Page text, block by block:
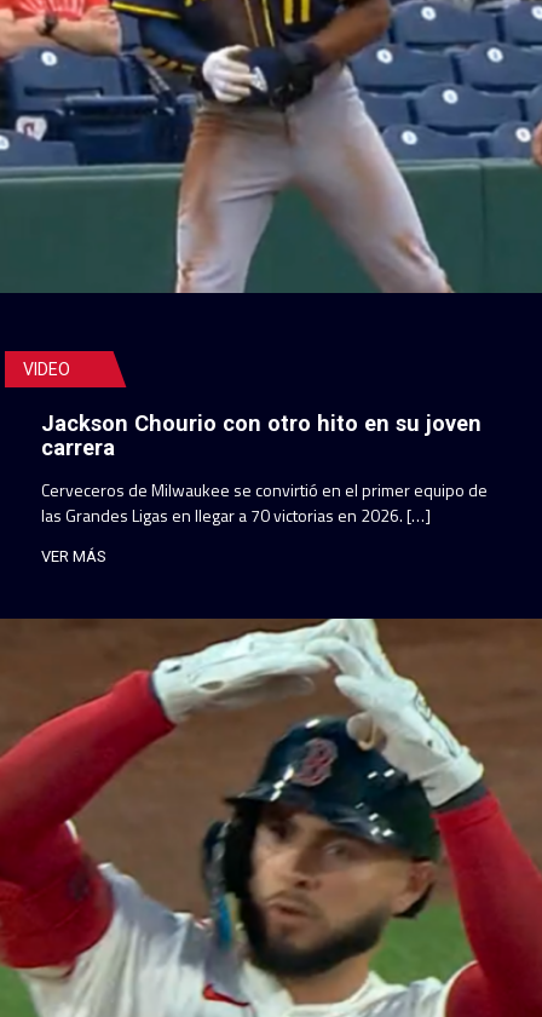
VIDEO
Jackson Chourio con otro hito en su joven
carrera
Cerveceros de Milwaukee se convirtió en el primer equipo de
las Grandes Ligas en llegar a 70 victorias en 2026. […]
VER MÁS